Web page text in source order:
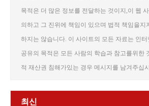
목적은 더 많은 정보를 전달하는 것이지,이 웹
의하고 그 진위에 책임이 있으며 법적 책임을지
하지는 않습니다. 이 사이트의 모든 자료는 인
공유의 목적은 모든 사람의 학습과 참고를위한
적 재산권 침해가있는 경우 메시지를 남겨주십
최신